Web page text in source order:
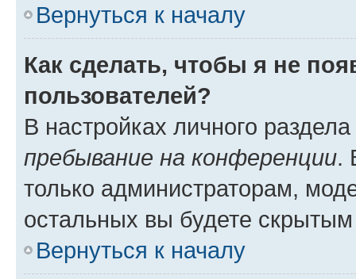
Вернуться к началу
Как сделать, чтобы я не
пользователей?
В настройках личного
пребывание на конференции.
только администраторам,
остальных вы будете
Вернуться к началу